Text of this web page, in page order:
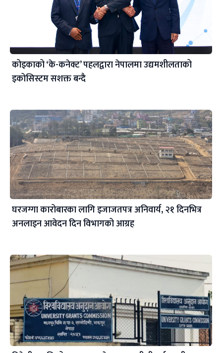
कोइकाको ‘के-कनेक्ट’ पहलद्वारा नेपालमा उद्यमशीलताको
इकोसिस्टम सशक्त बन्दै
घरजग्गा कारोबारका लागि इजाजतपत्र अनिवार्य, २१ दिनभित्र
अनलाइन आवेदन दिन विभागको आग्रह